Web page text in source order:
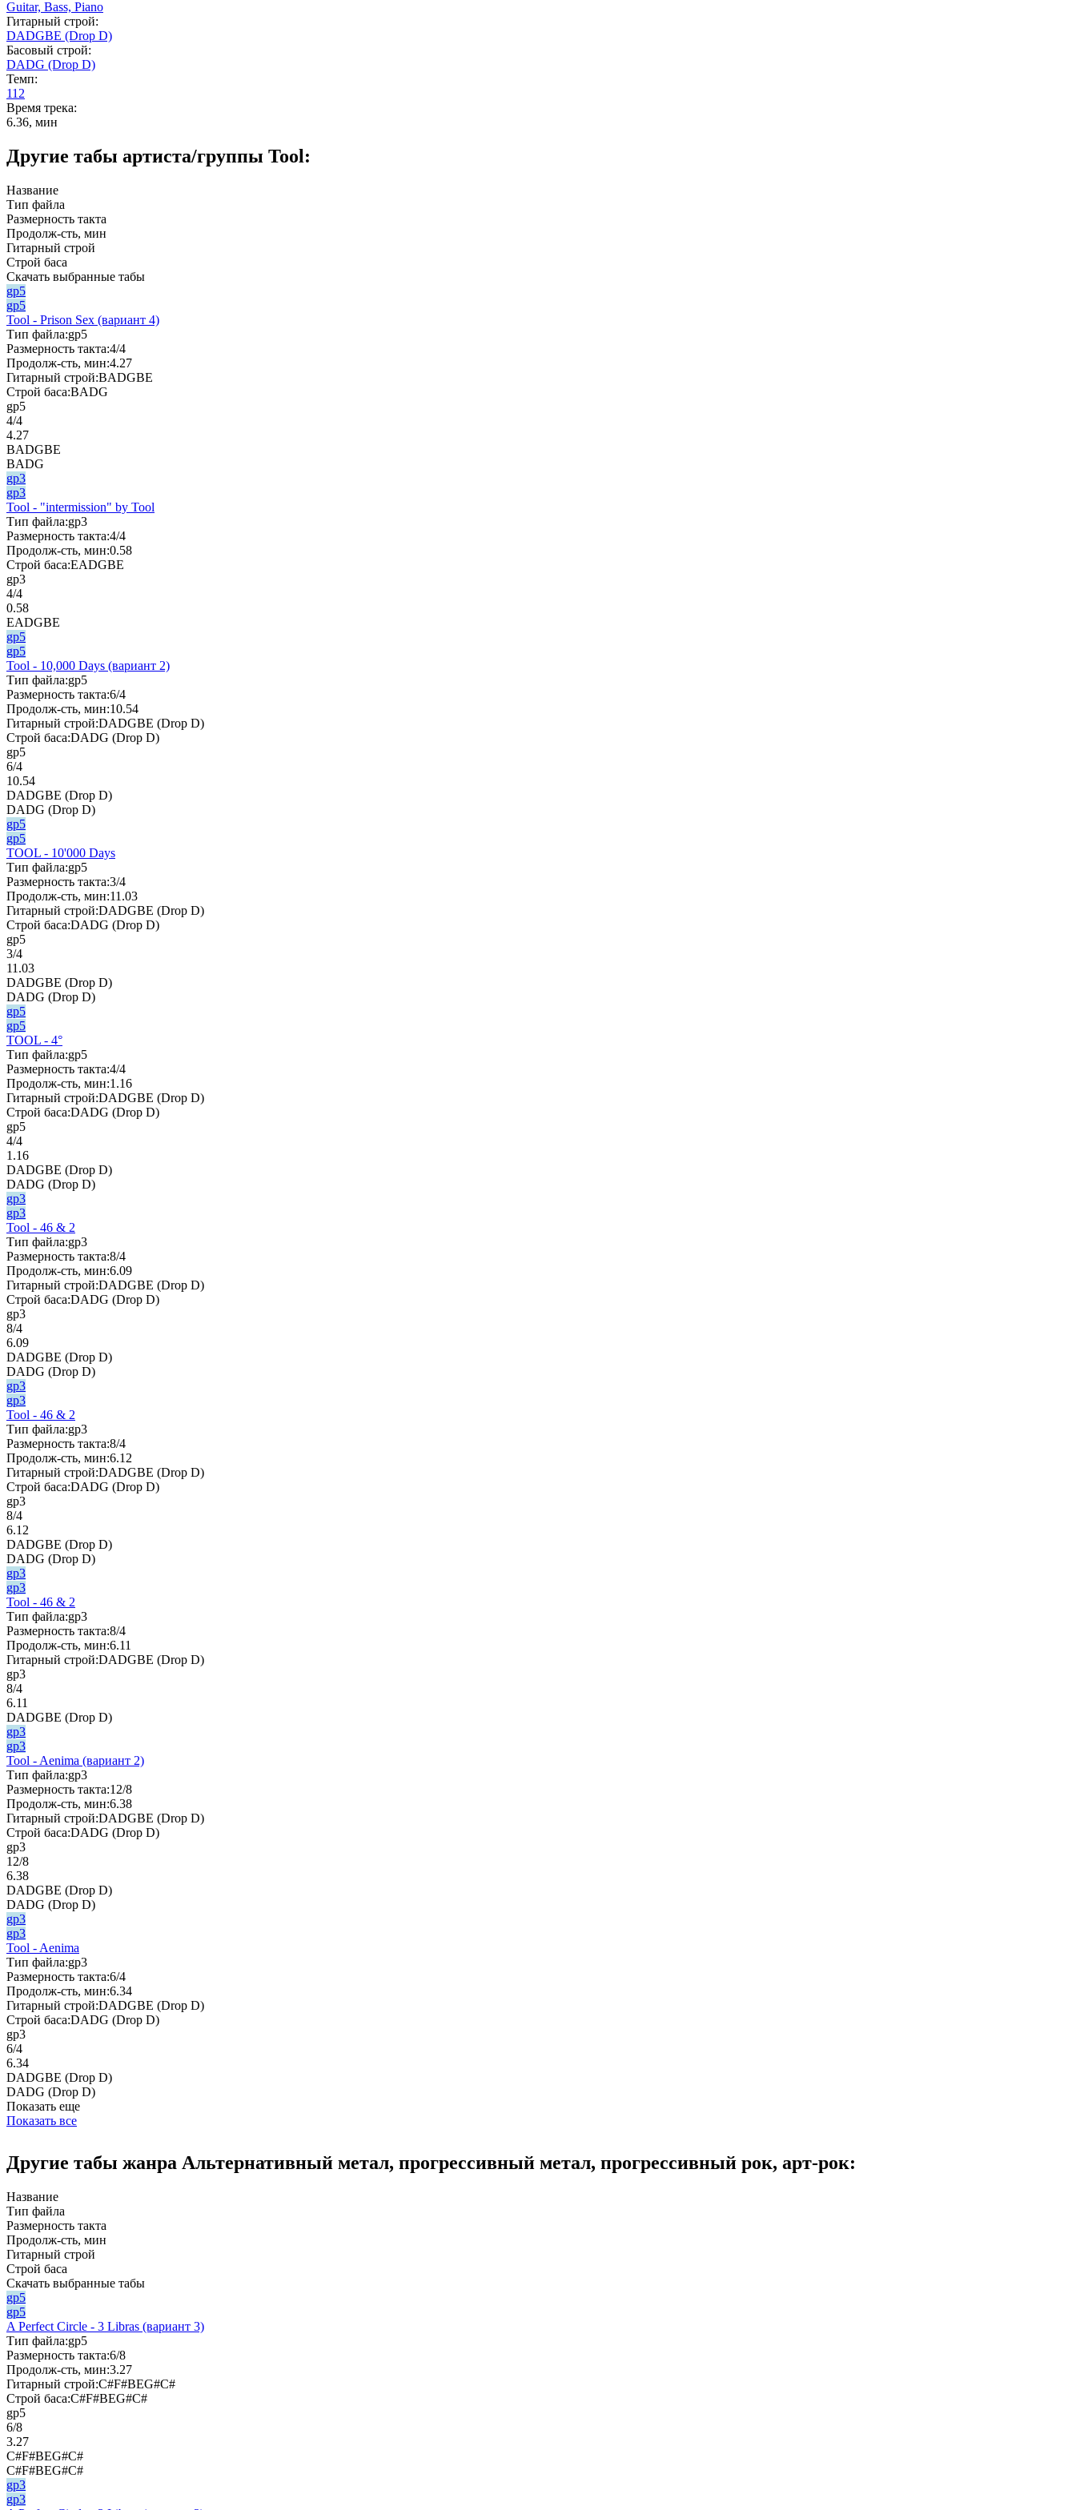
Guitar, Bass, Piano
Гитарный строй:
DADGBE (Drop D)
Басовый строй:
DADG (Drop D)
Темп:
112
Время трека:
6.36, мин
Другие табы артиста/группы Tool:
Название
Тип файла
Размерность такта
Продолж-сть, мин
Гитарный строй
Строй баса
Скачать выбранные табы
gp5
gp5
Tool - Prison Sex (вариант 4)
Тип файла:gp5
Размерность такта:4/4
Продолж-сть, мин:4.27
Гитарный строй:BADGBE
Строй баса:BADG
gp5
4/4
4.27
BADGBE
BADG
gp3
gp3
Tool - "intermission" by Tool
Тип файла:gp3
Размерность такта:4/4
Продолж-сть, мин:0.58
Строй баса:EADGBE
gp3
4/4
0.58
EADGBE
gp5
gp5
Tool - 10,000 Days (вариант 2)
Тип файла:gp5
Размерность такта:6/4
Продолж-сть, мин:10.54
Гитарный строй:DADGBE (Drop D)
Строй баса:DADG (Drop D)
gp5
6/4
10.54
DADGBE (Drop D)
DADG (Drop D)
gp5
gp5
TOOL - 10'000 Days
Тип файла:gp5
Размерность такта:3/4
Продолж-сть, мин:11.03
Гитарный строй:DADGBE (Drop D)
Строй баса:DADG (Drop D)
gp5
3/4
11.03
DADGBE (Drop D)
DADG (Drop D)
gp5
gp5
TOOL - 4°
Тип файла:gp5
Размерность такта:4/4
Продолж-сть, мин:1.16
Гитарный строй:DADGBE (Drop D)
Строй баса:DADG (Drop D)
gp5
4/4
1.16
DADGBE (Drop D)
DADG (Drop D)
gp3
gp3
Tool - 46 & 2
Тип файла:gp3
Размерность такта:8/4
Продолж-сть, мин:6.09
Гитарный строй:DADGBE (Drop D)
Строй баса:DADG (Drop D)
gp3
8/4
6.09
DADGBE (Drop D)
DADG (Drop D)
gp3
gp3
Tool - 46 & 2
Тип файла:gp3
Размерность такта:8/4
Продолж-сть, мин:6.12
Гитарный строй:DADGBE (Drop D)
Строй баса:DADG (Drop D)
gp3
8/4
6.12
DADGBE (Drop D)
DADG (Drop D)
gp3
gp3
Tool - 46 & 2
Тип файла:gp3
Размерность такта:8/4
Продолж-сть, мин:6.11
Гитарный строй:DADGBE (Drop D)
gp3
8/4
6.11
DADGBE (Drop D)
gp3
gp3
Tool - Aenima (вариант 2)
Тип файла:gp3
Размерность такта:12/8
Продолж-сть, мин:6.38
Гитарный строй:DADGBE (Drop D)
Строй баса:DADG (Drop D)
gp3
12/8
6.38
DADGBE (Drop D)
DADG (Drop D)
gp3
gp3
Tool - Aenima
Тип файла:gp3
Размерность такта:6/4
Продолж-сть, мин:6.34
Гитарный строй:DADGBE (Drop D)
Строй баса:DADG (Drop D)
gp3
6/4
6.34
DADGBE (Drop D)
DADG (Drop D)
Показать еще
Показать все
Другие табы жанра Альтернативный метал, прогрессивный метал, прогрессивный рок, арт-рок:
Название
Тип файла
Размерность такта
Продолж-сть, мин
Гитарный строй
Строй баса
Скачать выбранные табы
gp5
gp5
A Perfect Circle - 3 Libras (вариант 3)
Тип файла:gp5
Размерность такта:6/8
Продолж-сть, мин:3.27
Гитарный строй:C#F#BEG#C#
Строй баса:C#F#BEG#C#
gp5
6/8
3.27
C#F#BEG#C#
C#F#BEG#C#
gp3
gp3